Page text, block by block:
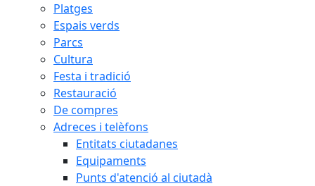
Platges
Espais verds
Parcs
Cultura
Festa i tradició
Restauració
De compres
Adreces i telèfons
Entitats ciutadanes
Equipaments
Punts d'atenció al ciutadà